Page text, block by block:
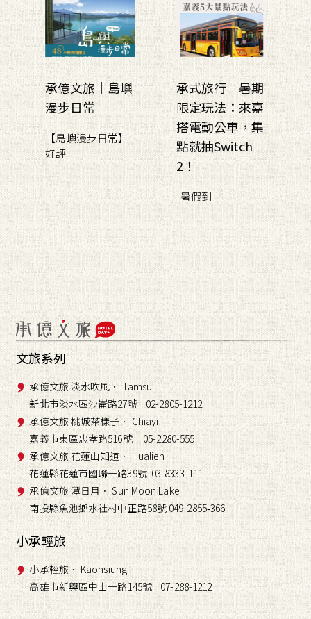
承億文旅｜島嶼
漫步日常
【島嶼漫步日常】
好評
承式旅行｜暑期
限定玩法：來嘉
搭電動公車，集
點就抽Switch
2！
暑假到
文旅系列
承億文旅 淡水吹風． Tamsui
新北市淡水區沙崙路27號 02-2805-1212
承億文旅 桃城茶樣子． Chiayi
嘉義市東區忠孝路516號 05-2280-555
承億文旅 花蓮山知道． Hualien
花蓮縣花蓮市國聯一路39號 03-8333-111
承億文旅 潭日月． Sun Moon Lake
南投縣魚池鄉水社村中正路58號 049-2855-366
小承輕旅
小承輕旅． Kaohsiung
高雄市新興區中山一路145號 07-288-1212